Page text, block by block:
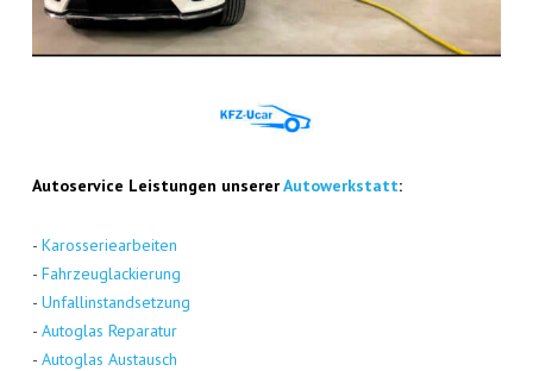
Auto­ser­vice Leis­tun­gen unse­rerAuto­werk­statt:
- Karos­se­rie­ar­bei­ten
- Fahr­zeug­la­ckie­rung
- Unfall­in­stand­set­zung
- Auto­glas Repa­ra­tur
- Auto­glas Aus­tausch